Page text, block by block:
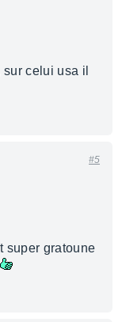
celui usa il
#5
super gratoune